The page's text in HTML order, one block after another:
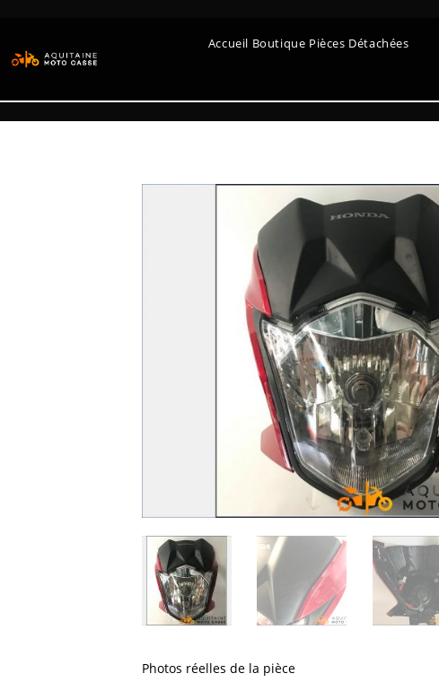
Accueil Boutique Pièces Détachées
Photos réelles de la pièce